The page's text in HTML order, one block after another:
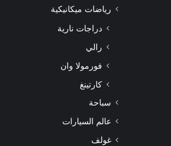
رياضات ميكانيكية
دراجات نارية
رالي
فورمولا وان
كارتينغ
سباحة
عالم السيارات
غولف